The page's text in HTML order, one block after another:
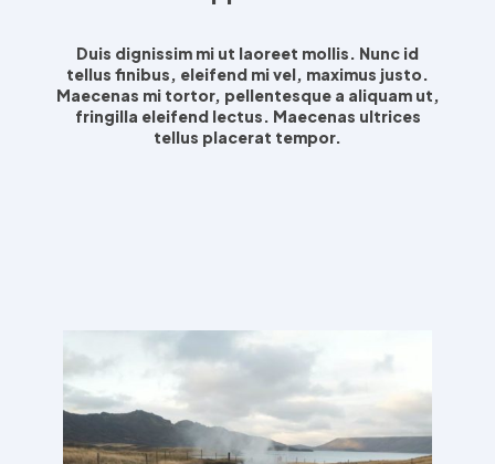
Duis dignissim mi ut laoreet mollis. Nunc id
tellus finibus, eleifend mi vel, maximus justo.
Maecenas mi tortor, pellentesque a aliquam ut,
fringilla eleifend lectus. Maecenas ultrices
tellus placerat tempor.